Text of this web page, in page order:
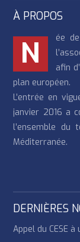
À PROPOS
N
ée
afin
plan européen.
L’entrée en
janvier 2016 a
l’ensemble du
Méditerranée.
DERNIÈRES
Appel du CESE